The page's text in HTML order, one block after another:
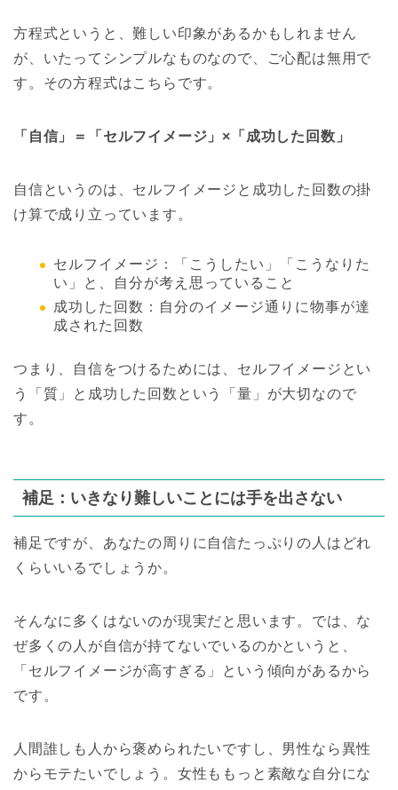
方程式というと、難しい印象があるかもしれません
が、いたってシンプルなものなので、ご心配は無用で
す。その方程式はこちらです。
「自信」＝「セルフイメージ」×「成功した回数」
自信というのは、セルフイメージと成功した回数の掛
け算で成り立っています。
セルフイメージ：「こうしたい」「こうなりた
い」と、自分が考え思っていること
成功した回数：自分のイメージ通りに物事が達
成された回数
つまり、自信をつけるためには、セルフイメージとい
う「質」と成功した回数という「量」が大切なので
す。
補足：いきなり難しいことには手を出さない
補足ですが、あなたの周りに自信たっぷりの人はどれ
くらいいるでしょうか。
そんなに多くはないのが現実だと思います。では、な
ぜ多くの人が自信が持てないでいるのかというと、
「セルフイメージが高すぎる」という傾向があるから
です。
人間誰しも人から褒められたいですし、男性なら異性
からモテたいでしょう。女性ももっと素敵な自分にな